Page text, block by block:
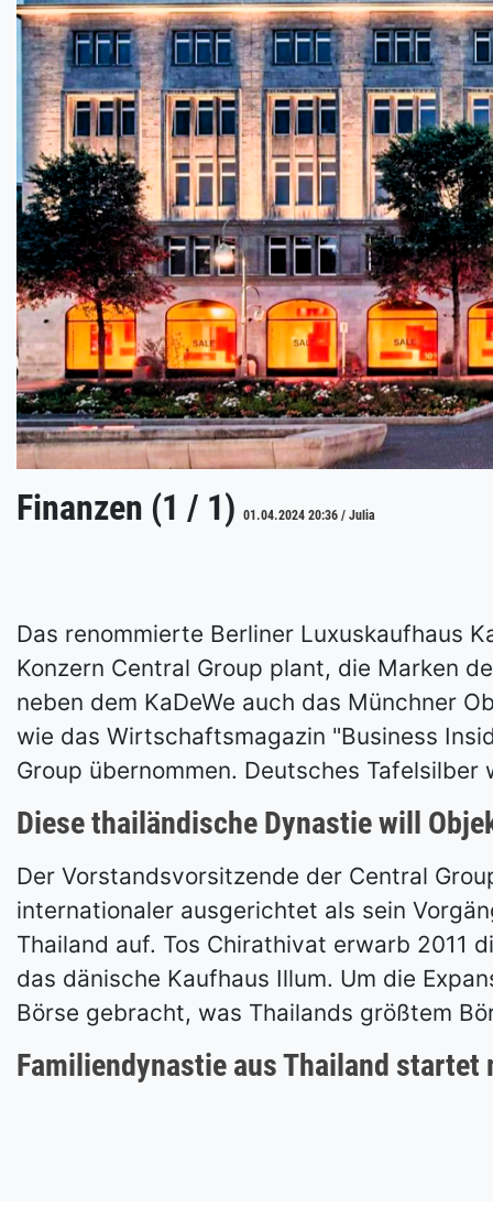
Finanzen (1 / 1) 01.04.2024 20:36 / Julia
Das renommierte Berliner Luxuskaufhaus
Konzern Central Group plant, die Marken
neben dem KaDeWe auch das Münchner
wie das Wirtschaftsmagazin "Business
Group übernommen. Deutsches
Diese thailändische Dynastie will
Der Vorstandsvorsitzende der Central
internationaler ausgerichtet als sein
Thailand auf. Tos Chirathivat erwarb 2011
das dänische Kaufhaus Illum. Um die
Börse gebracht, was Thailands größtem
Familiendynastie aus Thailand startet